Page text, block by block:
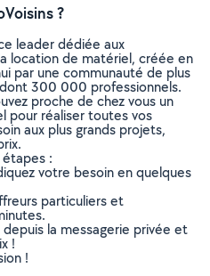
?
leader dédiée aux
location de matériel, créée en
par une communauté de plus
300 000 professionnels.
proche de chez vous un
pour réaliser toutes vos
aux plus grands projets,
:
votre besoin en quelques
particuliers et
la messagerie privée et
!
!